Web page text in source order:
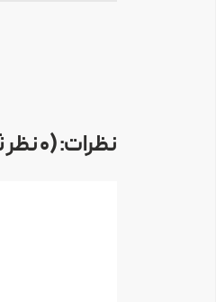
نظرات: (0 نظر ثبت شده)